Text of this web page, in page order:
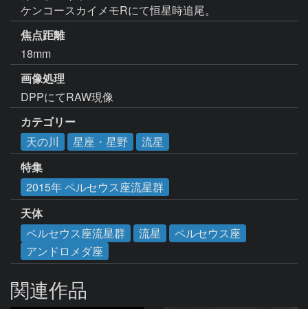
ケンコースカイメモRにて恒星時追尾。
焦点距離
18mm
画像処理
DPPにてRAW現像
カテゴリー
天の川
星座・星野
流星
特集
2015年 ペルセウス座流星群
天体
ペルセウス座流星群
流星
ペルセウス座
アンドロメダ座
関連作品